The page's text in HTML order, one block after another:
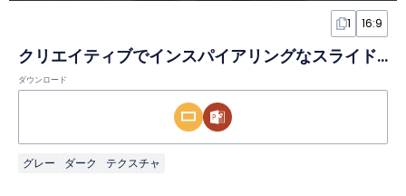
1 16:9
クリエイティブでインスパイアリングなスライド
ダウンロード
グレー ダーク テクスチャ